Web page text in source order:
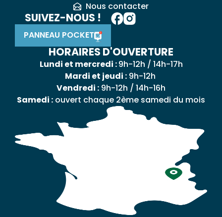
Nous contacter
SUIVEZ-NOUS !
PANNEAU POCKET
HORAIRES D'OUVERTURE
Lundi et mercredi :9h-12h / 14h-17h
Mardi et jeudi :9h-12h
Vendredi : 9h-12h / 14h-16h
Samedi : ouvert chaque 2ème samedi du mois